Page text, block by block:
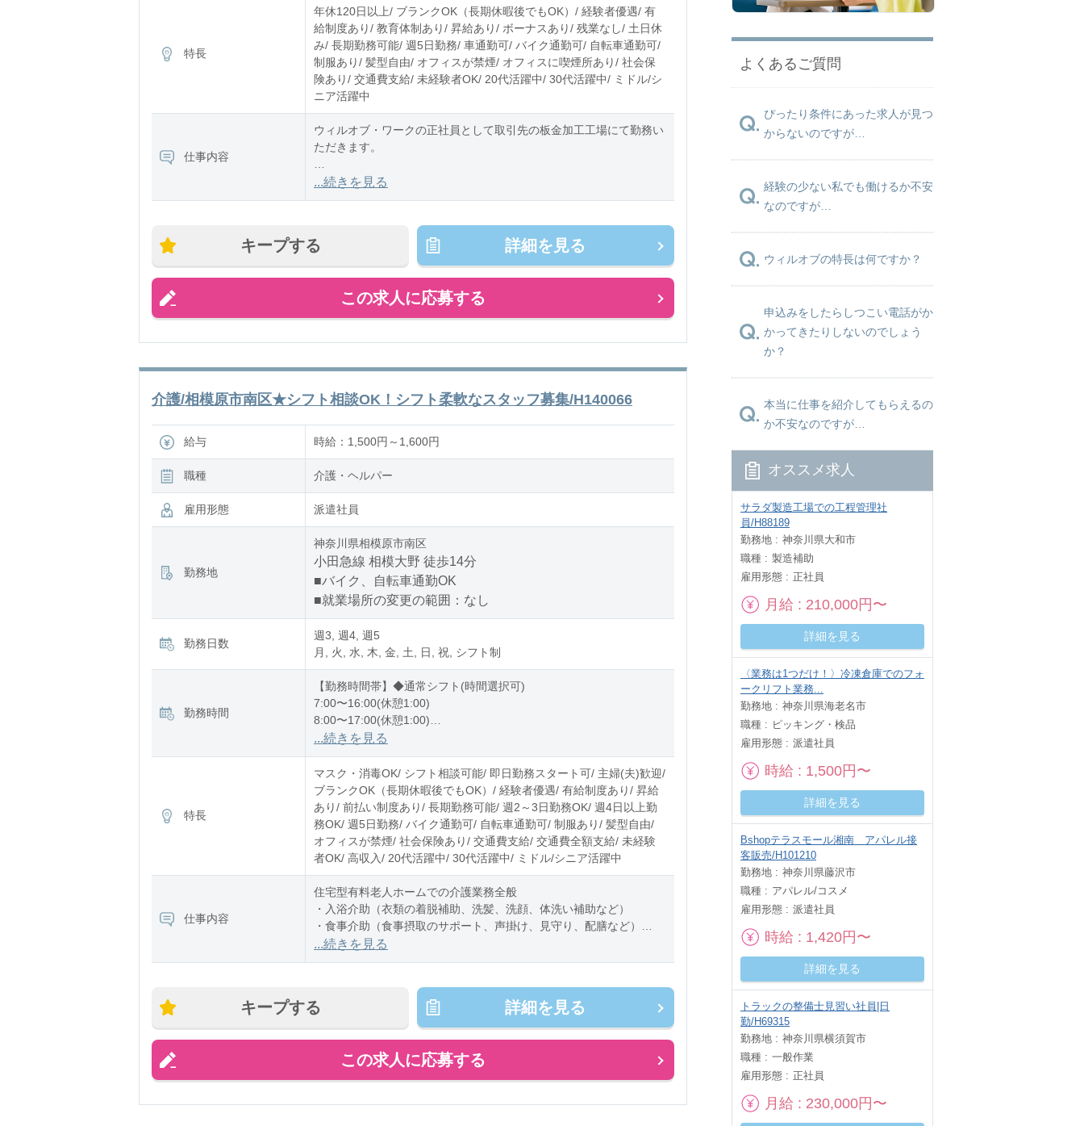
特長
年休120日以上/ ブランクOK（長期休暇後でもOK）/ 経験者優遇/ 有
給制度あり/ 教育体制あり/ 昇給あり/ ボーナスあり/ 残業なし/ 土日休
み/ 長期勤務可能/ 週5日勤務/ 車通勤可/ バイク通勤可/ 自転車通勤可/
制服あり/ 髪型自由/ オフィスが禁煙/ オフィスに喫煙所あり/ 社会保
険あり/ 交通費支給/ 未経験者OK/ 20代活躍中/ 30代活躍中/ ミドル/シ
ニア活躍中
仕事内容
ウィルオブ・ワークの正社員として取引先の板金加工工場にて勤務い
ただきます。
▼配属先での業務内容
ベンターと呼ばれる機械に部品を
...続きを見る
キープする 詳細を見る
この求人に応募する
介護/相模原市南区★シフト相談OK！シフト柔軟なスタッフ募集/H140066
給与 時給：1,500円～1,600円
職種 介護・ヘルパー
雇用形態 派遣社員
勤務地
神奈川県相模原市南区
小田急線 相模大野 徒歩14分
■バイク、自転車通勤OK
■就業場所の変更の範囲：なし
勤務日数
週3, 週4, 週5
月, 火, 水, 木, 金, 土, 日, 祝, シフト制
勤務時間
【勤務時間帯】◆通常シフト(時間選択可)
7:00〜16:00(休憩1:00)
8:00〜17:00(休憩1:00)
12:00〜21:00(休憩1:00)
※残業：0〜10時間程度/月
...続きを見る
特長
マスク・消毒OK/ シフト相談可能/ 即日勤務スタート可/ 主婦(夫)歓迎/
ブランクOK（長期休暇後でもOK）/ 経験者優遇/ 有給制度あり/ 昇給
あり/ 前払い制度あり/ 長期勤務可能/ 週2～3日勤務OK/ 週4日以上勤
務OK/ 週5日勤務/ バイク通勤可/ 自転車通勤可/ 制服あり/ 髪型自由/
オフィスが禁煙/ 社会保険あり/ 交通費支給/ 交通費全額支給/ 未経験
者OK/ 高収入/ 20代活躍中/ 30代活躍中/ ミドル/シニア活躍中
仕事内容
住宅型有料老人ホームでの介護業務全般
・入浴介助（衣類の着脱補助、洗髪、洗顔、体洗い補助など）
・食事介助（食事摂取のサポート、声掛け、見守り、配膳など）
・排泄介助（トイレへの誘導、見守り、おむつ交
...続きを見る
キープする 詳細を見る
この求人に応募する
よくあるご質問
ぴったり条件にあった求人が見つ
からないのですが…
経験の少ない私でも働けるか不安
なのですが…
ウィルオブの特長は何ですか？
申込みをしたらしつこい電話がか
かってきたりしないのでしょう
か？
本当に仕事を紹介してもらえるの
か不安なのですが…
オススメ求人
サラダ製造工場での工程管理社
員/H88189
勤務地
神奈川県大和市
職種
製造補助
雇用形態
正社員
月給 210,000円〜
詳細を見る
〈業務は1つだけ！〉冷凍倉庫でのフォ
ークリフト業務...
勤務地
神奈川県海老名市
職種
ピッキング・検品
雇用形態
派遣社員
時給 1,500円〜
詳細を見る
Bshopテラスモール湘南 アパレル接
客販売/H101210
勤務地
神奈川県藤沢市
職種
アパレル/コスメ
雇用形態
派遣社員
時給 1,420円〜
詳細を見る
トラックの整備士見習い社員|日
勤/H69315
勤務地
神奈川県横須賀市
職種
一般作業
雇用形態
正社員
月給 230,000円〜